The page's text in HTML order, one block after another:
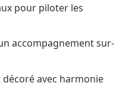
pour piloter les
accompagnement sur-
décoré avec harmonie